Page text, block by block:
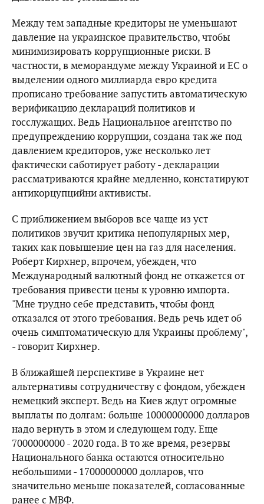
Между тем западные кредиторы не уменьшают
давление на украинское правительство, чтобы
минимизировать коррупционные риски. В
частности, в меморандуме между Украиной и ЕС о
выделении одного миллиарда евро кредита
прописано требование запустить автоматическую
верификацию деклараций политиков и
госслужащих. Ведь Национальное агентство по
предупреждению коррупции, создана так же под
давлением кредиторов, уже несколько лет
фактически саботирует работу - декларации
рассматриваются крайне медленно, констатируют
антикорцупцийни активисты.
С приближением выборов все чаще из уст
политиков звучит критика непопулярных мер,
таких как повышение цен на газ для населения.
Роберт Кирхнер, впрочем, убежден, что
Международный валютный фонд не откажется от
требования привести цены к уровню импорта.
"Мне трудно себе представить, чтобы фонд
отказался от этого требования. Ведь речь идет об
очень симптоматическую для Украины проблему",
- говорит Кирхнер.
В ближайшей перспективе в Украине нет
альтернативы сотрудничеству с фондом, убежден
немецкий эксперт. Ведь на Киев ждут огромные
выплаты по долгам: больше 10000000000 долларов
надо вернуть в этом и следующем году. Еще
7000000000 - 2020 года. В то же время, резервы
Национального банка остаются относительно
небольшими - 17000000000 долларов, что
значительно меньше показателей, согласованные
ранее с МВФ.